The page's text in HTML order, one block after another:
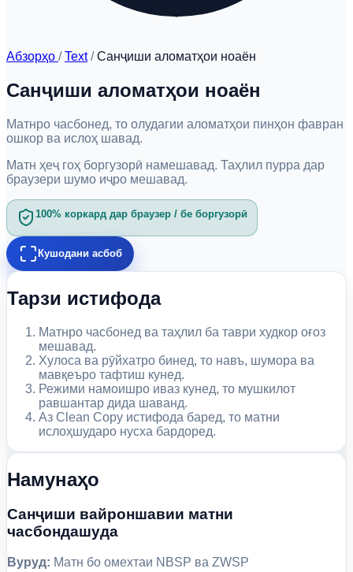
Абзорҳо / Text / Санҷиши аломатҳои ноаён
Санҷиши аломатҳои ноаён
Матнро часбонед, то олудагии аломатҳои пинҳон фавран
ошкор ва ислоҳ шавад.
Матн ҳеҷ гоҳ боргузорӣ намешавад. Таҳлил пурра дар
браузери шумо иҷро мешавад.
100% коркард дар браузер / бе боргузорӣ
Кушодани асбоб
Тарзи истифода
Матнро часбонед ва таҳлил ба таври худкор оғоз
мешавад.
Хулоса ва рӯйхатро бинед, то навъ, шумора ва
мавқеъро тафтиш кунед.
Режими намоишро иваз кунед, то мушкилот
равшантар дида шаванд.
Аз Clean Copy истифода баред, то матни
ислоҳшударо нусха бардоред.
Намунаҳо
Санҷиши вайроншавии матни
часбондашуда
Вуруд: Матн бо омехтаи NBSP ва ZWSP